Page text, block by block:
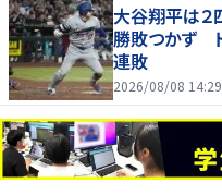
大谷翔平は
勝敗つかず
連敗
2026/08/08 14:29